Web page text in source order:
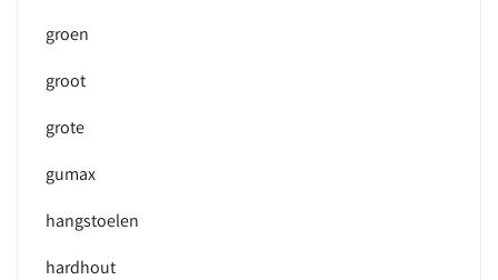
groen
groot
grote
gumax
hangstoelen
hardhout